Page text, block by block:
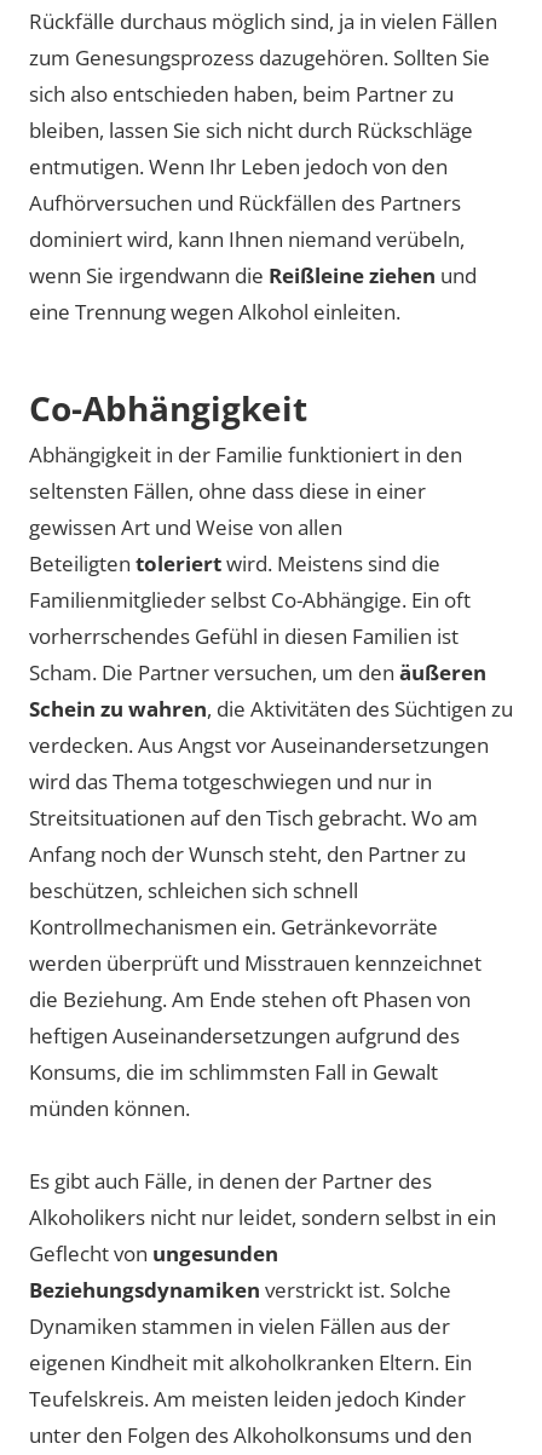
Rückfälle durchaus möglich sind, ja in vielen Fällen
zum Genesungsprozess dazugehören. Sollten Sie
sich also entschieden haben, beim Partner zu
bleiben, lassen Sie sich nicht durch Rückschläge
entmutigen. Wenn Ihr Leben jedoch von den
Aufhörversuchen und Rückfällen des Partners
dominiert wird, kann Ihnen niemand verübeln,
wenn Sie irgendwann die Reißleine ziehen und
eine Trennung wegen Alkohol einleiten.
Co-Abhängigkeit
Abhängigkeit in der Familie funktioniert in den
seltensten Fällen, ohne dass diese in einer
gewissen Art und Weise von allen
Beteiligten toleriertwird. Meistens sind die
Familienmitglieder selbst Co-Abhängige. Ein oft
vorherrschendes Gefühl in diesen Familien ist
Scham. Die Partner versuchen, um den äußeren
Schein zu wahren, die Aktivitäten des Süchtigen zu
verdecken. Aus Angst vor Auseinandersetzungen
wird das Thema totgeschwiegen und nur in
Streitsituationen auf den Tisch gebracht. Wo am
Anfang noch der Wunsch steht, den Partner zu
beschützen, schleichen sich schnell
Kontrollmechanismen ein. Getränkevorräte
werden überprüft und Misstrauen kennzeichnet
die Beziehung. Am Ende stehen oft Phasen von
heftigen Auseinandersetzungen aufgrund des
Konsums, die im schlimmsten Fall in Gewalt
münden können.
Es gibt auch Fälle, in denen der Partner des
Alkoholikers nicht nur leidet, sondern selbst in ein
Geflecht von ungesunden
Beziehungsdynamiken verstrickt ist. Solche
Dynamiken stammen in vielen Fällen aus der
eigenen Kindheit mit alkoholkranken Eltern. Ein
Teufelskreis. Am meisten leiden jedoch Kinder
unter den Folgen des Alkoholkonsums und den